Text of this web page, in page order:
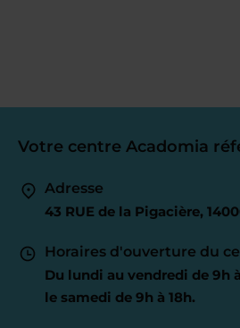
Votre centre Acadomia
Adresse
43 RUE de la Pigacière,
Horaires d'ouverture du
Du lundi au vendredi de 9h
le samedi de 9h à 18h.